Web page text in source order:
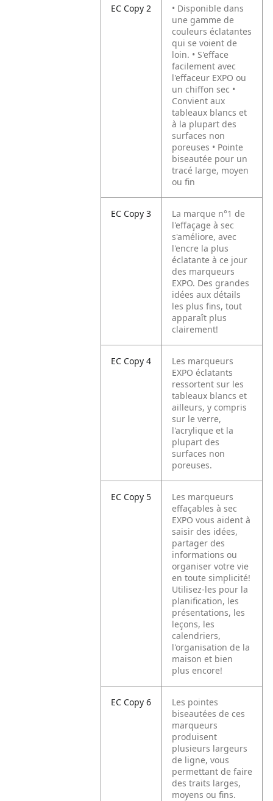
EC Copy 2
• Disponible dans
une gamme de
couleurs éclatantes
qui se voient de
loin. • S'efface
facilement avec
l'effaceur EXPO ou
un chiffon sec •
Convient aux
tableaux blancs et
à la plupart des
surfaces non
poreuses • Pointe
biseautée pour un
tracé large, moyen
ou fin
EC Copy 3
La marque n°1 de
l'effaçage à sec
s'améliore, avec
l'encre la plus
éclatante à ce jour
des marqueurs
EXPO. Des grandes
idées aux détails
les plus fins, tout
apparaît plus
clairement!
EC Copy 4
Les marqueurs
EXPO éclatants
ressortent sur les
tableaux blancs et
ailleurs, y compris
sur le verre,
l'acrylique et la
plupart des
surfaces non
poreuses.
EC Copy 5
Les marqueurs
effaçables à sec
EXPO vous aident à
saisir des idées,
partager des
informations ou
organiser votre vie
en toute simplicité!
Utilisez-les pour la
planification, les
présentations, les
leçons, les
calendriers,
l'organisation de la
maison et bien
plus encore!
EC Copy 6
Les pointes
biseautées de ces
marqueurs
produisent
plusieurs largeurs
de ligne, vous
permettant de faire
des traits larges,
moyens ou fins.